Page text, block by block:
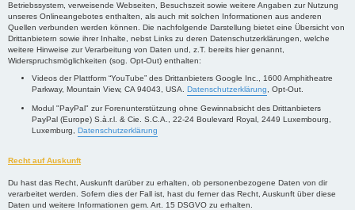
Betriebssystem, verweisende Webseiten, Besuchszeit sowie weitere Angaben zur Nutzung
unseres Onlineangebotes enthalten, als auch mit solchen Informationen aus anderen
Quellen verbunden werden können. Die nachfolgende Darstellung bietet eine Übersicht von
Drittanbietern sowie ihrer Inhalte, nebst Links zu deren Datenschutzerklärungen, welche
weitere Hinweise zur Verarbeitung von Daten und, z.T. bereits hier genannt,
Widerspruchsmöglichkeiten (sog. Opt-Out) enthalten:
Videos der Plattform “YouTube” des Drittanbieters Google Inc., 1600 Amphitheatre
Parkway, Mountain View, CA 94043, USA. Datenschutzerklärung , Opt-Out.
Modul "PayPal" zur Forenunterstützung ohne Gewinnabsicht des Drittanbieters
PayPal (Europe) S.à.r.l. & Cie. S.C.A., 22-24 Boulevard Royal, 2449 Luxembourg,
Luxemburg, Datenschutzerklärung
Recht auf Auskunft
Du hast das Recht, Auskunft darüber zu erhalten, ob personenbezogene Daten von dir
verarbeitet werden. Sofern dies der Fall ist, hast du ferner das Recht, Auskunft über diese
Daten und weitere Informationen gem. Art. 15 DSGVO zu erhalten.